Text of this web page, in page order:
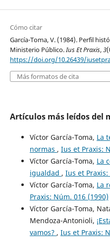
Cómo citar
García-Toma, V. (1984). Perfil
Ministerio Público.Ius Et Praxis,3
https://doi.org/10.26439/
Más formatos de cita
Artículos más leídos del
Víctor García-Toma, La
normas , Ius et Praxis:
Víctor García-Toma, La
igualdad , Ius et
Víctor García-Toma, La
Praxis: Núm. 016 (1990)
Víctor García-Toma,
Mendoza-Antonioli,
vamos? , Ius et Praxis: